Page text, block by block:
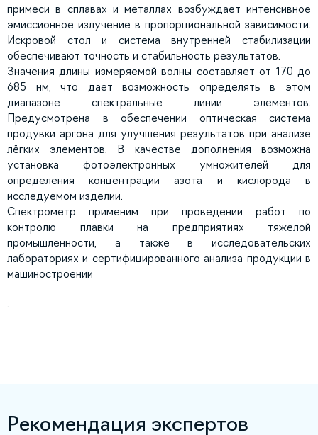
примеси в сплавах и металлах возбуждает интенсивное
эмиссионное излучение в пропорциональной зависимости.
Искровой стол и система внутренней стабилизации
обеспечивают точность и стабильность результатов.
Значения длины измеряемой волны составляет от 170 до
685 нм, что дает возможность определять в этом
диапазоне спектральные линии элементов.
Предусмотрена в обеспечении оптическая система
продувки аргона для улучшения результатов при анализе
лёгких элементов. В качестве дополнения возможна
установка фотоэлектронных умножителей для
определения концентрации азота и кислорода в
исследуемом изделии.
Спектрометр применим при проведении работ по
контролю плавки на предприятиях тяжелой
промышленности, а также в исследовательских
лабораториях и сертифицированного анализа продукции в
машиностроении
Рекомендация экспертов